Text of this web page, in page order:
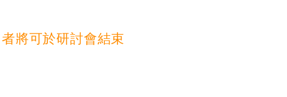
將可於研討會結束